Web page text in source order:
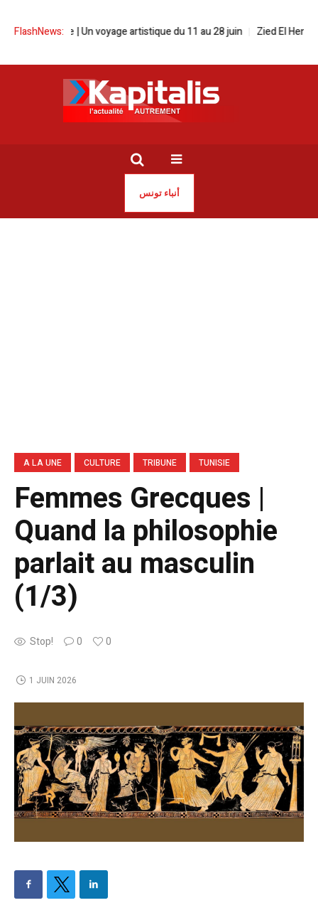
FlashNews:
| Un voyage artistique du 11 au 28 juin Zied El Heni | Le SNJT
أنباء تونس
A LA UNE CULTURE TRIBUNE TUNISIE
Femmes Grecques |
Quand la philosophie
parlait au masculin
(1/3)
Stop! 0 0
1 JUIN 2026